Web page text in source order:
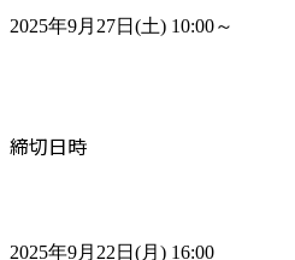
2025年9月27日(土) 10:00～
締切日時
2025年9月22日(月) 16:00